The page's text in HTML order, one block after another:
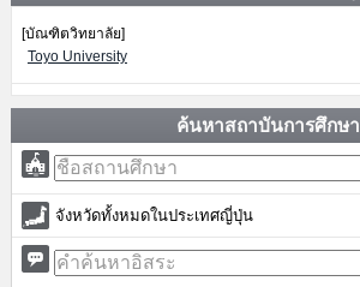
[บัณฑิตวิทยาลัย]
Toyo University
ค้นหาสถาบันการศึกษา
จังหวัดทั้งหมดในประเทศญี่ปุ่น